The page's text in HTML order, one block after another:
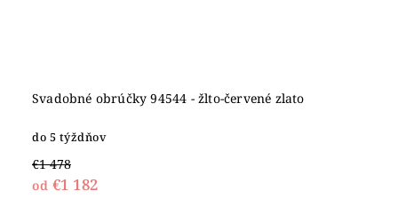
Svadobné obrúčky 94544 - žlto-červené zlato
do 5 týždňov
€1 478
od €1 182